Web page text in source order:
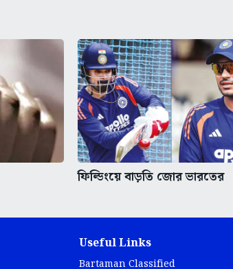
ফিল্ডিংয়ে বাড়তি জোর ভারতের
Useful Links
Bartaman Classified